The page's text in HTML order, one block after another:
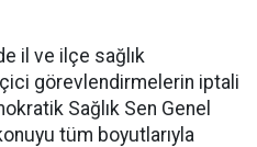
il ve ilçe sağlık
görevlendirmelerin iptali
Sağlık Sen Genel
tüm boyutlarıyla